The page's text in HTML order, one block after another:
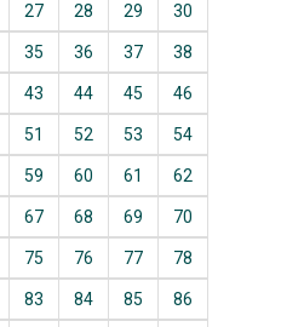
27 28 29 30
35 36 37 38
43 44 45 46
51 52 53 54
59 60 61 62
67 68 69 70
75 76 77 78
83 84 85 86